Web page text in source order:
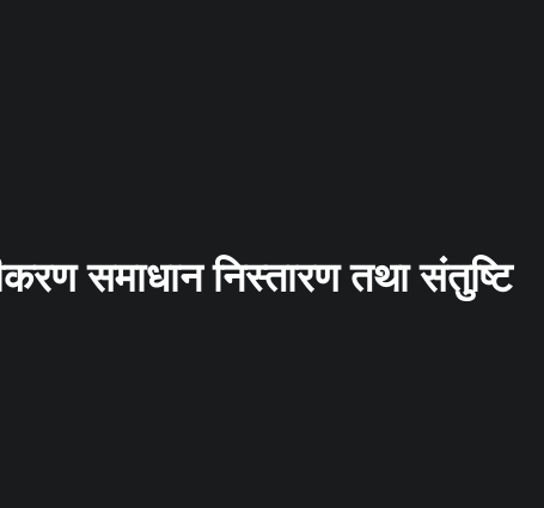
समाधान निस्तारण तथा संतुष्टि